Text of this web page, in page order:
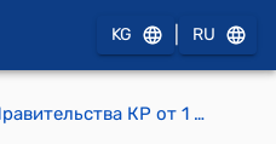
KG RU
Постановление Правительства КР от 1 ноября 2017 года № 725 "О проекте Закона Кыргызской Республики "О внесении изменений в Закон Кыргызской Республики "О международных договорах Кыргызской Республики"